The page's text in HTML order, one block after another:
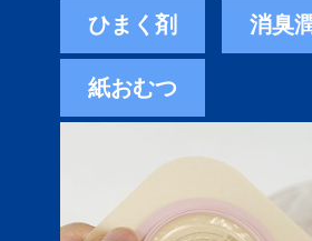
ひまく剤 消臭
紙おむつ